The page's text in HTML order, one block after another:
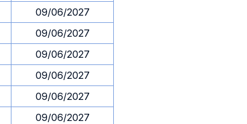
09/06/2027
09/06/2027
09/06/2027
09/06/2027
09/06/2027
09/06/2027